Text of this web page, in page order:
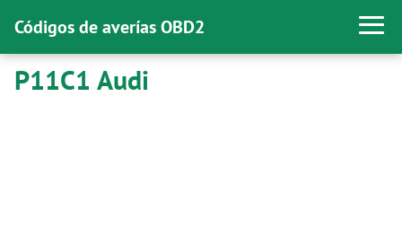
Códigos de averías OBD2
P11C1 Audi